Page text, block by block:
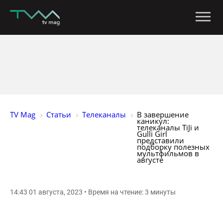
TV Mag Статьи Телеканалы В завершение
каникул:
телеканалы TiJi и
Gulli Girl
представили
подборку полезных
мультфильмов в
августе
14:43 01 августа, 2023 • Время на чтение: 3 минуты